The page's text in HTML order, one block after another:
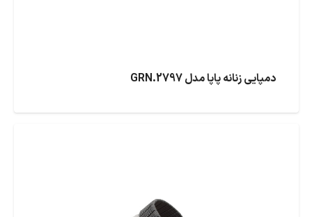
دمپایی زنانه پاپا مدل GRN.2797